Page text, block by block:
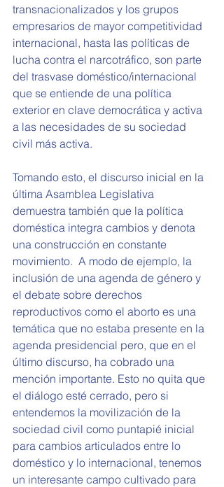
transnacionalizados y los grupos
empresarios de mayor competitividad
internacional, hasta las políticas de
lucha contra el narcotráfico, son parte
del trasvase doméstico/internacional
que se entiende de una política
exterior en clave democrática y activa
a las necesidades de su sociedad
civil más activa.
Tomando esto, el discurso inicial en la
última Asamblea Legislativa
demuestra también que la política
doméstica integra cambios y denota
una construcción en constante
movimiento.  A modo de ejemplo, la
inclusión de una agenda de género y
el debate sobre derechos
reproductivos como el aborto es una
temática que no estaba presente en la
agenda presidencial pero, que en el
último discurso, ha cobrado una
mención importante. Esto no quita que
el diálogo esté cerrado, pero si
entendemos la movilización de la
sociedad civil como puntapié inicial
para cambios articulados entre lo
doméstico y lo internacional, tenemos
un interesante campo cultivado para